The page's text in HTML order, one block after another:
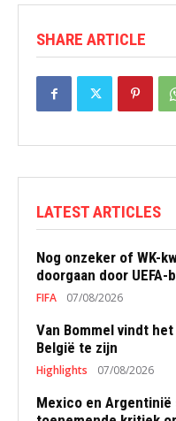
SHARE ARTICLE
LATEST ARTICLES
Nog onzeker of WK-
doorgaan door UEFA-
FIFA 07/08/2026
Van Bommel vindt het
België te zijn
Highlights 07/08/2026
Mexico en